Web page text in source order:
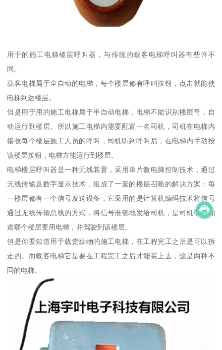
用于的施工电梯楼层呼叫器，与传统的载客电梯呼叫器有些许不
同。
载客电梯属于全自动的电梯，每个楼层都有呼叫按钮，点击就能使
电梯到达楼层。
但是用于用的施工电梯属于半自动电梯，电梯不能识别楼层号，自
动运行到楼层。所以施工电梯内需要配置一名司机，司机在电梯内
接收每个楼层施工人员的呼叫，司机听到呼叫后，在电梯内手动按
该楼层按钮，电梯方能运行到楼层。
电梯楼层呼叫器是一种无线装置，采用单片微电脑控制技术，通过
无线传输及数字显示技术，组成了一套的楼层召唤的解决方案：每
一楼层都有一个信号发送设备，它采用的是计算机编码技术将信号
通过无线传输总线的方式，将信号准确地发给司机，是司机确切知
道哪个楼层要用电梯，并驾驶到该楼层。
但是你要知道用于载货载物的施工电梯，在工程完工之后是可以拆
走的。而载客电梯它是要在工程完工之后才能装上去，这是两种不
同的电梯。